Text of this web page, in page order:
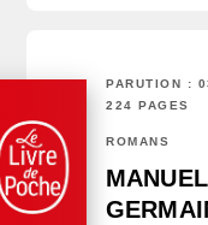
PARUTION :
224 PAGES
ROMANS